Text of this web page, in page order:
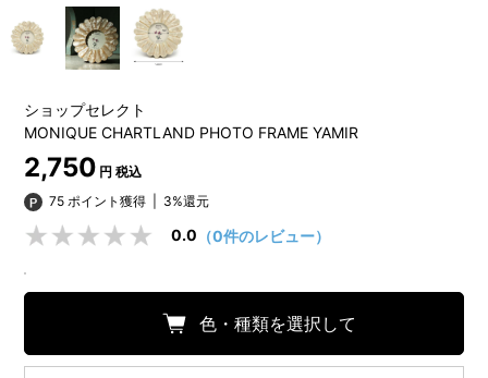
ショップセレクト
MONIQUE CHARTLAND PHOTO FRAME YAMIR
2,750 円 税込
75 ポイント獲得
3%還元
0.0 （0件のレビュー）
色・種類を選択して